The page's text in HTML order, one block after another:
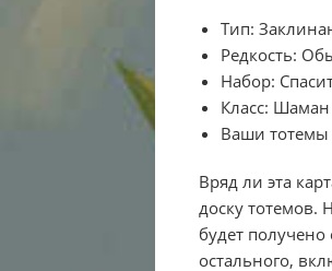
Тип:
Редкость:
Набор:
Класс: Шаман
Ваши тотемы
Вряд ли эта
доску тотемов.
будет
остального,